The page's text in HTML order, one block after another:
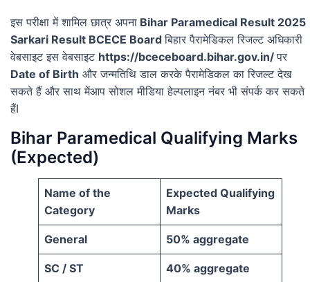
इस परीक्षा में शामिल छात्र अपना Bihar Paramedical Result 2025
Sarkari Result BCECE Boardबिहार पैरामेडिकल रिजल्ट अधिकारी
वेबसाइट इस वेबसाइट https://bceceboard.bihar.gov.in/पर
Date of Birth और जन्मतिथि डाल करके पैरामेडिकल का रिजल्ट देख
सकते हैं और साथ मेंआप सोशल मीडिया हेल्पलाइन नंबर भी संपर्क कर सकते
हैंI
Bihar Paramedical Qualifying Marks
(Expected)
Name of the
Category
Expected Qualifying
Marks
General 50% aggregate
SC / ST 40% aggregate